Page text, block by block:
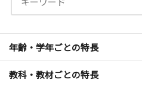
年齢・学年ごとの特長
教科・教材ごとの特長